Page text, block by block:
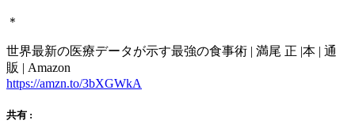
＊
世界最新の医療データが示す最強の食事術 | 満尾 正 |本 | 通
販 | Amazon
https://amzn.to/3bXGWkA
共有 :